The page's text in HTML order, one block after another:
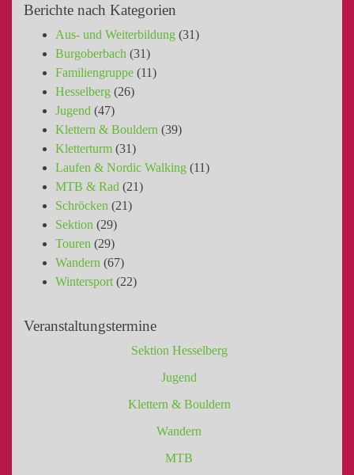
Berichte nach Kategorien
Aus- und Weiterbildung (31)
Burgoberbach (31)
Familiengruppe (11)
Hesselberg (26)
Jugend (47)
Klettern & Bouldern (39)
Kletterturm (31)
Laufen & Nordic Walking (11)
MTB & Rad (21)
Schröcken (21)
Sektion (29)
Touren (29)
Wandern (67)
Wintersport (22)
Veranstaltungstermine
Sektion Hesselberg
Jugend
Klettern & Bouldern
Wandern
MTB